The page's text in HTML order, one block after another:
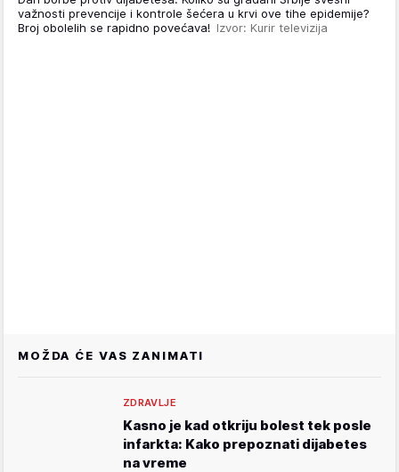
važnosti prevencije i kontrole šećera u krvi ove tihe epidemije?
Broj obolelih se rapidno povećava! Izvor: Kurir televizija
MOŽDA ĆE VAS ZANIMATI
ZDRAVLJE
Kasno je kad otkriju bolest tek posle
infarkta: Kako prepoznati dijabetes
na vreme